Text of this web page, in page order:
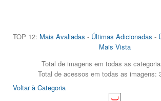
TOP 12: Mais Avaliadas - Últimas Adicionadas -
Mais Vista
Total de imagens em todas as
Total de acessos em todas as imagens:
Voltar à Categoria